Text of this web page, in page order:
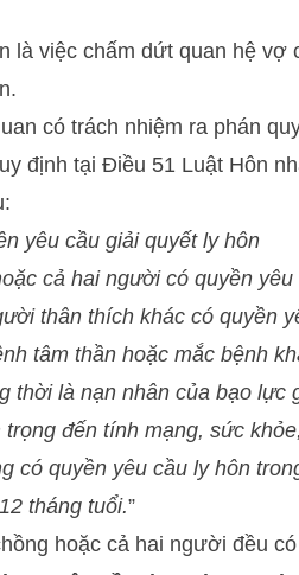
là việc chấm dứt quan hệ
có trách nhiệm ra phán
định tại Điều 51 Luật Hôn
yêu cầu giải quyết ly hôn
cả hai người có quyền
thân thích khác có quyền
tâm thần hoặc mắc bệnh
thời là nạn nhân của bạo
đến tính mạng, sức
có quyền yêu cầu ly hôn
tháng tuổi.”
hoặc cả hai người đều